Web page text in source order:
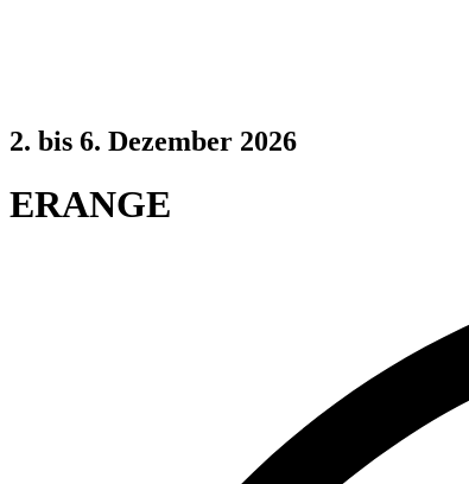
2. bis 6. Dezember 2026
ERANGE